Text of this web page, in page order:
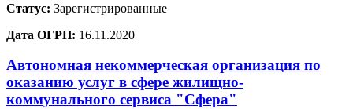
Статус: Зарегистрированные
Дата ОГРН: 16.11.2020
Автономная некоммерческая организация по
оказанию услуг в сфере жилищно-
коммунального сервиса "Сфера"